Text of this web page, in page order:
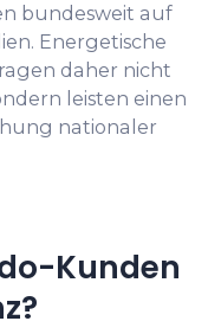
bundesweit auf
Energetische
daher nicht
leisten einen
nationaler
Kunden